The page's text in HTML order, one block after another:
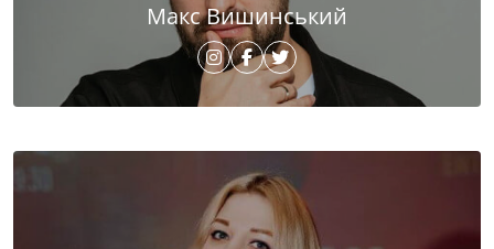
Макс Вишинський